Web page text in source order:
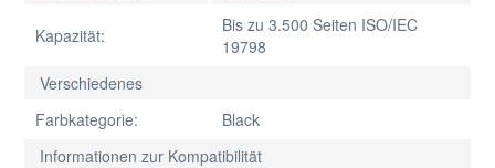
Kapazität:
Bis zu 3.500 Seiten ISO/IEC
19798
Verschiedenes
Farbkategorie:
Black
Informationen zur Kompatibilität